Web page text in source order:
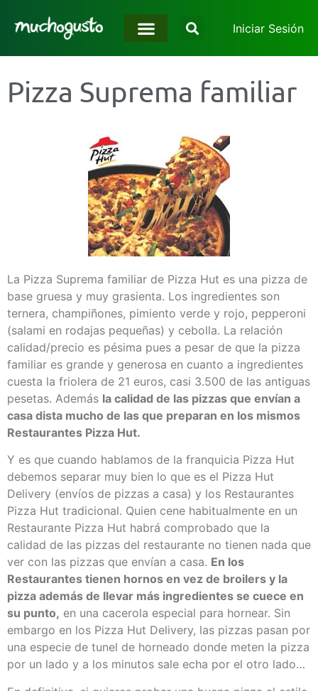
Iniciar Sesión
Pizza Suprema familiar
La Pizza Suprema familiar de Pizza Hut es una pizza de
base gruesa y muy grasienta. Los ingredientes son
ternera, champiñones, pimiento verde y rojo, pepperoni
(salami en rodajas pequeñas) y cebolla. La relación
calidad/precio es pésima pues a pesar de que la pizza
familiar es grande y generosa en cuanto a ingredientes
cuesta la friolera de 21 euros, casi 3.500 de las antiguas
pesetas. Además la calidad de las pizzas que envían a
casa dista mucho de las que preparan en los mismos
Restaurantes Pizza Hut.
Y es que cuando hablamos de la franquicia Pizza Hut
debemos separar muy bien lo que es el Pizza Hut
Delivery (envíos de pizzas a casa) y los Restaurantes
Pizza Hut tradicional. Quien cene habitualmente en un
Restaurante Pizza Hut habrá comprobado que la
calidad de las pizzas del restaurante no tienen nada que
ver con las pizzas que envían a casa. En los
Restaurantes tienen hornos en vez de broilers y la
pizza además de llevar más ingredientes se cuece en
su punto, en una cacerola especial para hornear. Sin
embargo en los Pizza Hut Delivery, las pizzas pasan por
una especie de tunel de horneado donde meten la pizza
por un lado y a los minutos sale echa por el otro lado…